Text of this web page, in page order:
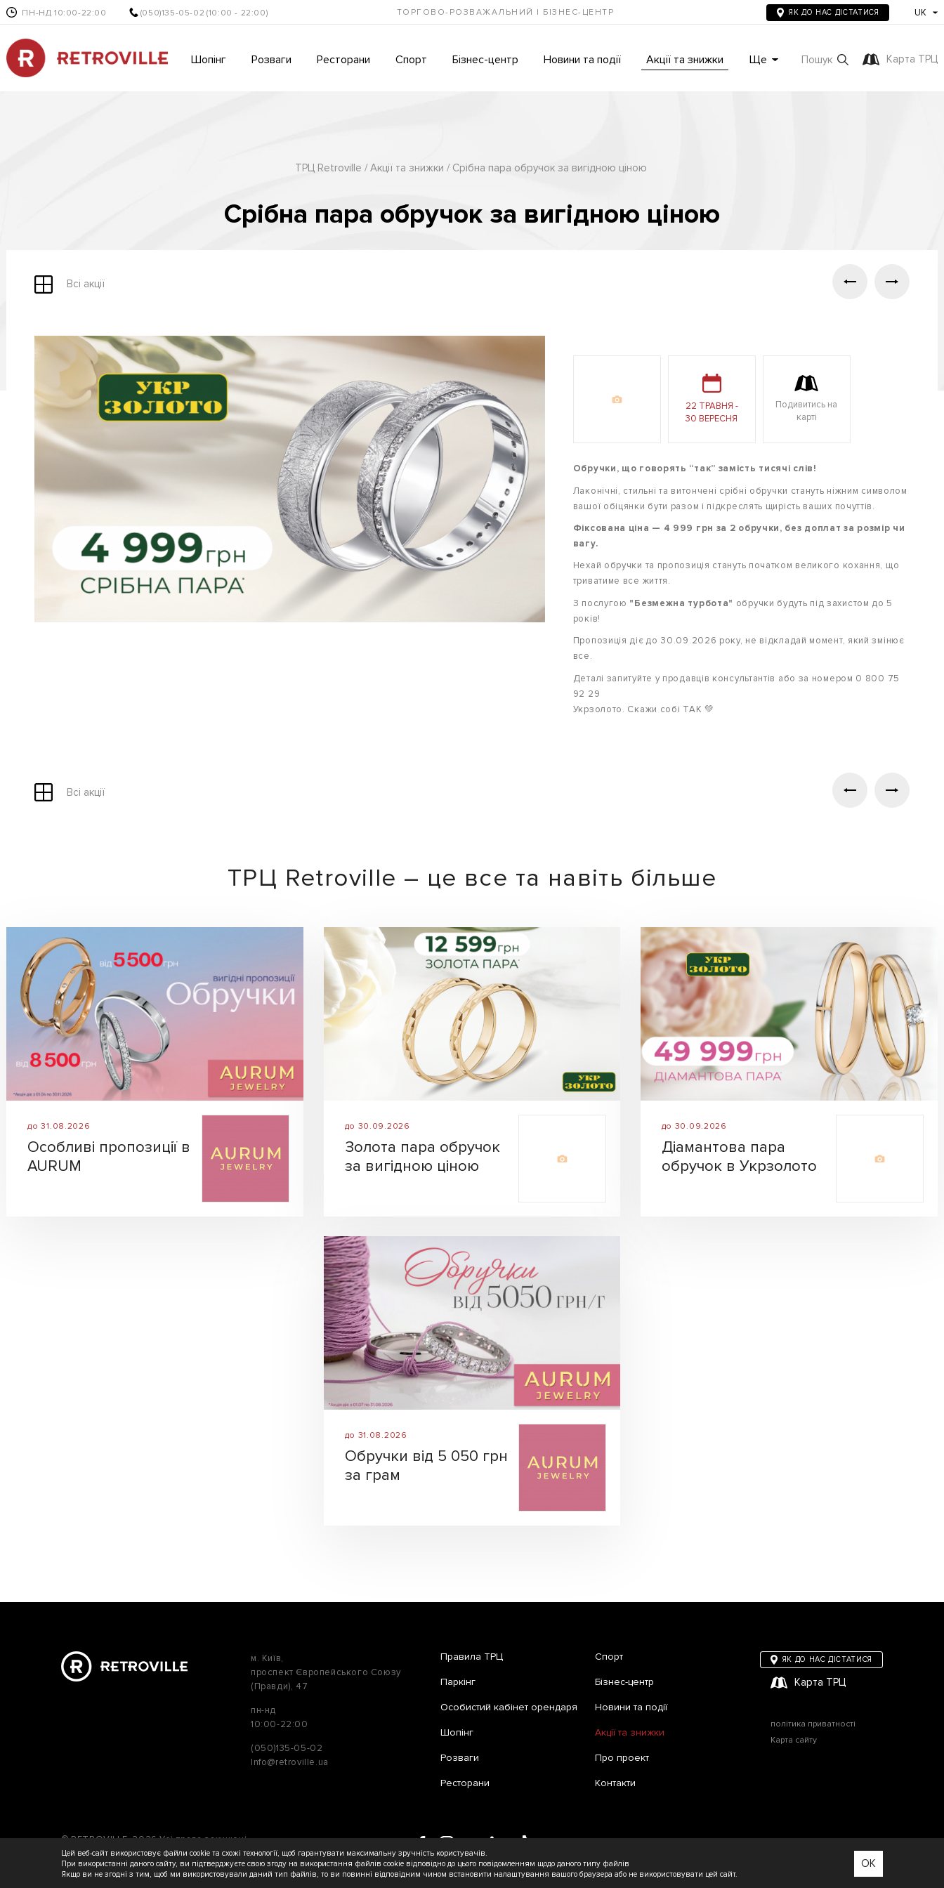
ПН-НД 10:00-22:00 (050)135-05-02 (10:00 - 22:00) ТОРГОВО-РОЗВАЖАЛЬНИЙ І БІЗНЕС-ЦЕНТР ЯК ДО НАС ДІСТАТИСЯ UK
Шопінг Розваги Ресторани Спорт Бізнес-центр Новини та події Акції та знижки Ще Пошук Карта ТРЦ
ТРЦ Retroville Акції та знижки Срібна пара обручок за вигідною ціною
Срібна пара обручок за вигідною ціною
Всі акції
22 ТРАВНЯ -
30 ВЕРЕСНЯ
Подивитись на
карті
Обручки, що говорять “так” замість тисячі слів!
Лаконічні, стильні та витончені срібні обручки стануть ніжним символом
вашої обіцянки бути разом і підкреслять щирість ваших почуттів.
Фіксована ціна — 4 999 грн за 2 обручки, без доплат за розмір чи
вагу.
Нехай обручки та пропозиція стануть початком великого кохання, що
триватиме все життя.
З послугою "Безмежна турбота" обручки будуть під захистом до 5
років!
Пропозиція діє до 30.09.2026 року, не відкладай момент, який змінює
все.
Деталі запитуйте у продавців консультантів або за номером 0 800 75
92 29
Укрзолото. Скажи собі ТАК 💚
Всі акції
ТРЦ Retroville – це все та навіть більше
до 31.08.2026
Особливі пропозиції в
AURUM
до 30.09.2026
Золота пара обручок
за вигідною ціною
до 30.09.2026
Діамантова пара
обручок в Укрзолото
до 31.08.2026
Обручки від 5 050 грн
за грам
м. Київ,
проспект Європейського Союзу
(Правди), 47
пн-нд
10:00-22:00
(050)135-05-02
Info@retroville.ua
Правила ТРЦ
Паркінг
Особистий кабінет орендаря
Шопінг
Розваги
Ресторани
Спорт
Бізнес-центр
Новини та події
Акції та знижки
Про проект
Контакти
ЯК ДО НАС ДІСТАТИСЯ
Карта ТРЦ
політика приватності
Карта сайту
© RETROVILLE, 2026 Усі права захищені
ТОВ «МАРТІН»
Цей веб-сайт використовує файли cookie та схожі технології, щоб гарантувати максимальну зручність користувачів.
При використанні даного сайту, ви підтверджуєте свою згоду на використання файлів cookie відповідно до цього повідомленням щодо даного типу файлів
Якщо ви не згодні з тим, щоб ми використовували даний тип файлів, то ви повинні відповідним чином встановити налаштування вашого браузера або не використовувати цей сайт.
OK